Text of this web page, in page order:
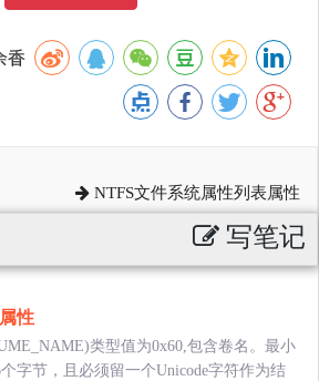
香
NTFS文件系统属性列表属性
写笔记
性
类型值为0x60,包含卷名。最小
字节，且必须留一个Unicode字符作为结